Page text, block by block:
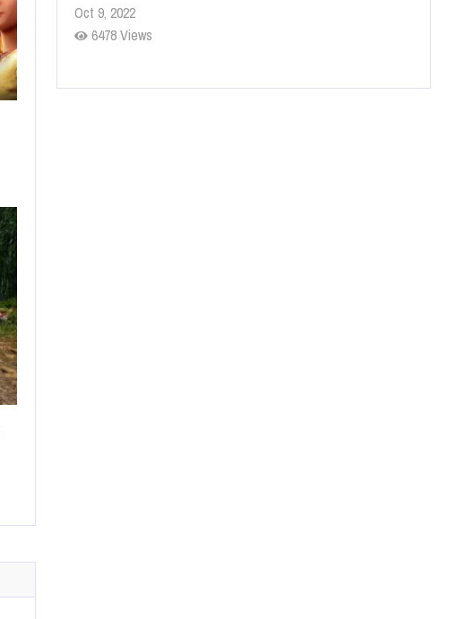
Oct 9, 2022
6478 Views
Rumor: Se filtran los primeros detalles de Resident Evil